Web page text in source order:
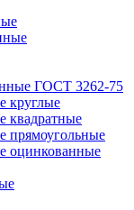
ГОСТ 3262-75
круглые
квадратные
прямоугольные
оцинкованные